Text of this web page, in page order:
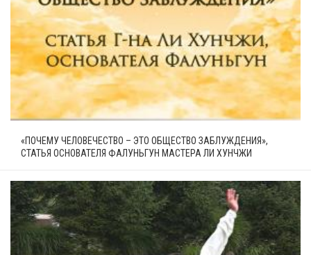
«ПОЧЕМУ ЧЕЛОВЕЧЕСТВО – ЭТО ОБЩЕСТВО ЗАБЛУЖДЕНИЯ»,
СТАТЬЯ ОСНОВАТЕЛЯ ФАЛУНЬГУН МАСТЕРА ЛИ ХУНЧЖИ